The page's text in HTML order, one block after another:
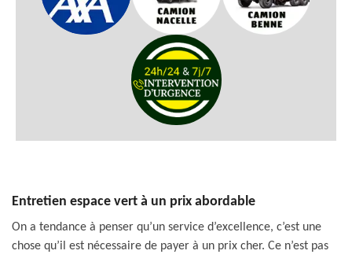
Entretien espace vert à un prix abordable
On a tendance à penser qu’un service d’excellence, c’est une
chose qu’il est nécessaire de payer à un prix cher. Ce n’est pas